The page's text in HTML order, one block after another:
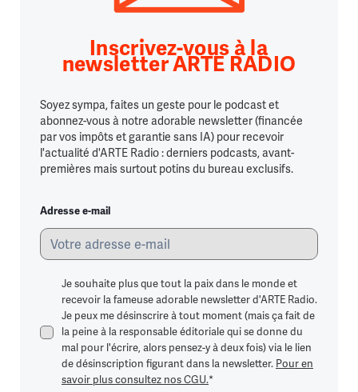
Inscrivez-vous à la
newsletter ARTE RADIO
Soyez sympa, faites un geste pour le podcast et
abonnez-vous à notre adorable newsletter (financée
par vos impôts et garantie sans IA) pour recevoir
l'actualité d'ARTE Radio : derniers podcasts, avant-
premières mais surtout potins du bureau exclusifs.
Adresse e-mail
Je souhaite plus que tout la paix dans le monde et
recevoir la fameuse adorable newsletter d'ARTE Radio.
Je peux me désinscrire à tout moment (mais ça fait de
la peine à la responsable éditoriale qui se donne du
mal pour l'écrire, alors pensez-y à deux fois) via le lien
de désinscription figurant dans la newsletter. Pour en
savoir plus consultez nos CGU.*